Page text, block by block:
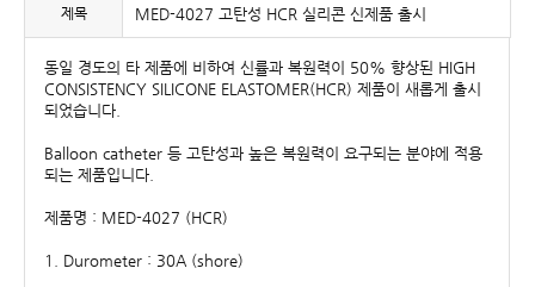
제목 MED-4027 고탄성 HCR 실리콘 신제품 출시
동일 경도의 타 제품에 비하여 신률과 복원력이 50% 향상된 HIGH
CONSISTENCY SILICONE ELASTOMER(HCR) 제품이 새롭게 출시
되었습니다.
Balloon catheter 등 고탄성과 높은 복원력이 요구되는 분야에 적용
되는 제품입니다.
제품명 : MED-4027 (HCR)
1. Durometer : 30A (shore)